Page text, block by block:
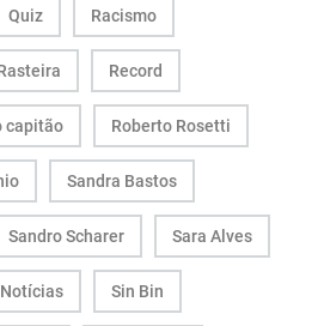
Quiz Racismo
Record
capitão Roberto Rosetti
Sandra Bastos
Sandro Scharer Sara Alves
Notícias Sin Bin